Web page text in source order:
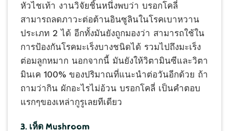
หัวไชเท้า งานวิจัยชิ้นหนึ่งพบว่า บรอกโคลี่
สามารถลดภาวะต่อต้านอินซูลินในโรคเบาหวาน
ประเภท 2 ได้ อีกทั้งมันยังถูกมองว่า สามารถใช้ใน
การป้องกันโรคมะเร็งบางชนิดได้ รวมไปถึงมะเร็ง
ต่อมลูกหมาก นอกจากนี้ มันยังให้วิตามินซีและวิตา
มินเค 100% ของปริมาณที่แนะนำต่อวันอีกด้วย ถ้า
ถามว่ากิน ผักอะไรไม่อ้วน บรอกโคลี่ เป็นคำตอบ
แรกๆของเหล่ากูรูเลยทีเดียว
3. เห็ด Mushroom